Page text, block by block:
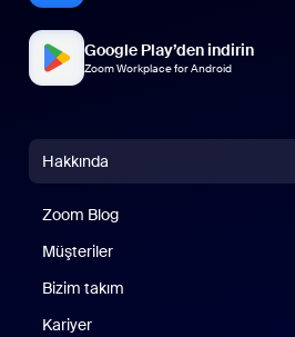
Google Play’den indirin
Zoom Workplace for Android
Hakkında
Zoom Blog
Müşteriler
Bizim takım
Kariyer